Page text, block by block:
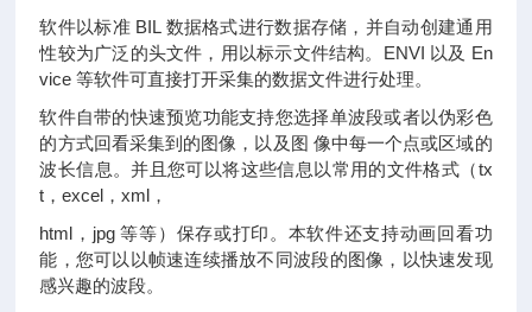
软件以标准 BIL 数据格式进行数据存储，并自动创建通用
性较为广泛的头文件，用以标示文件结构。ENVI 以及 En
vice 等软件可直接打开采集的数据文件进行处理。
软件自带的快速预览功能支持您选择单波段或者以伪彩色
的方式回看采集到的图像，以及图 像中每一个点或区域的
波长信息。并且您可以将这些信息以常用的文件格式（tx
t，excel，xml，
html，jpg 等等）保存或打印。本软件还支持动画回看功
能，您可以以帧速连续播放不同波段的图像，以快速发现
感兴趣的波段。